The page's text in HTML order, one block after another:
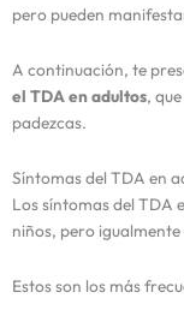
pero pueden
A continuación, te
el TDA en adultos,
padezcas.
Síntomas del TDA en
Los síntomas del TDA
niños, pero
Estos son los más